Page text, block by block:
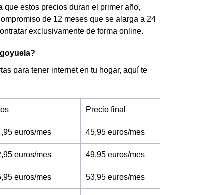
que estos precios duran el primer año,
de 12 meses que se alarga a 24
exclusivamente de forma online.
para tener internet en tu hogar, aquí te
Precio final
euros/mes 45,95 euros/mes
euros/mes 49,95 euros/mes
euros/mes 53,95 euros/mes